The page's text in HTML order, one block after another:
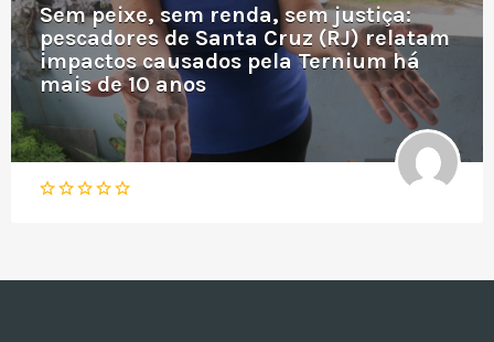
Sem peixe, sem renda, sem justiça:
pescadores de Santa Cruz (RJ) relatam
impactos causados pela Ternium há
mais de 10 anos